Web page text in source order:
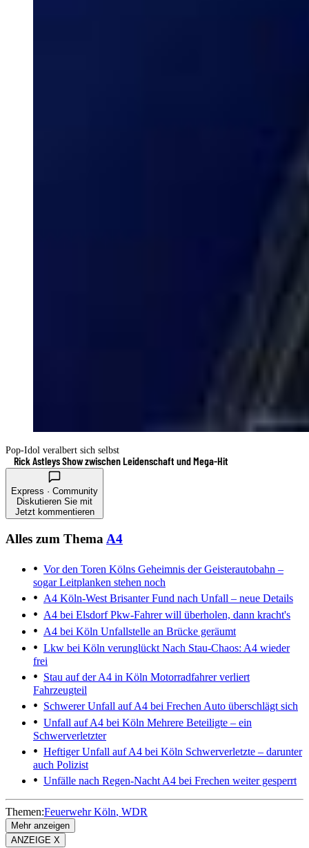
Pop-Idol veralbert sich selbst
Rick Astleys Show zwischen Leidenschaft und Mega-Hit
Express · Community
Diskutieren Sie mit
Jetzt kommentieren
Alles zum ThemaA4
Vor den Toren Kölns Geheimnis der Geisterautobahn –
sogar Leitplanken stehen noch
A4 Köln-West Brisanter Fund nach Unfall – neue Details
A4 bei ElsdorfPkw-Fahrer will überholen, dann kracht's
A4 bei Köln Unfallstelle an Brücke geräumt
Lkw bei Köln verunglückt Nach Stau-Chaos: A4 wieder
frei
Stau auf der A4 in Köln Motorradfahrer verliert
Fahrzeugteil
Schwerer Unfall auf A4 bei Frechen Auto überschlägt sich
Unfall auf A4 bei Köln Mehrere Beteiligte – ein
Schwerverletzter
Heftiger Unfall auf A4 bei Köln Schwerverletzte – darunter
auch Polizist
Unfälle nach Regen-Nacht A4 bei Frechen weiter gesperrt
Themen:Feuerwehr Köln WDR
Mehr anzeigen
ANZEIGE X